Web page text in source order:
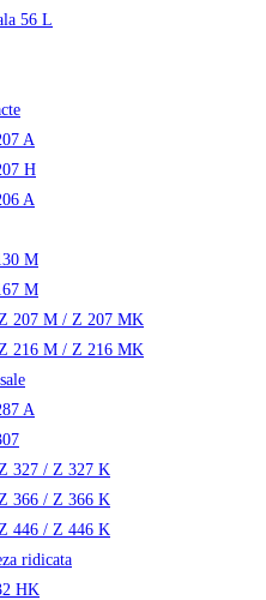
56 L
A
H
A
M
M
207 M / Z 207 MK
216 M / Z 216 MK
A
327 / Z 327 K
366 / Z 366 K
446 / Z 446 K
ridicata
HK